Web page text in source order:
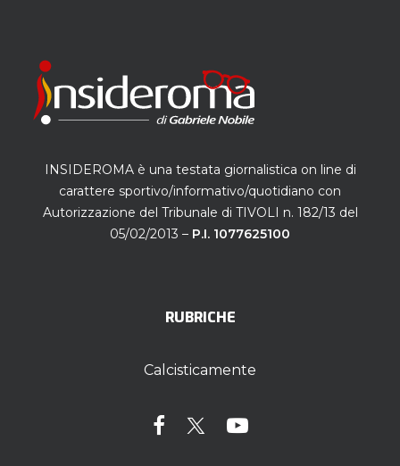
INSIDEROMA è una testata giornalistica on line di
carattere sportivo/informativo/quotidiano con
Autorizzazione del Tribunale di TIVOLI n. 182/13 del
05/02/2013 – P.I. 1077625100
RUBRICHE
Calcisticamente